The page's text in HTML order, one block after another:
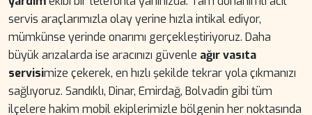
servis araçlarımızla olay yerine hızla intikal ediyor,
mümkünse yerinde onarımı gerçekleştiriyoruz. Daha
büyük arızalarda ise aracınızı güvenle ağır vasıta
servisimize çekerek, en hızlı şekilde tekrar yola çıkmanızı
sağlıyoruz. Sandıklı, Dinar, Emirdağ, Bolvadin gibi tüm
ilçelere hakim mobil ekiplerimizle bölgenin her noktasında